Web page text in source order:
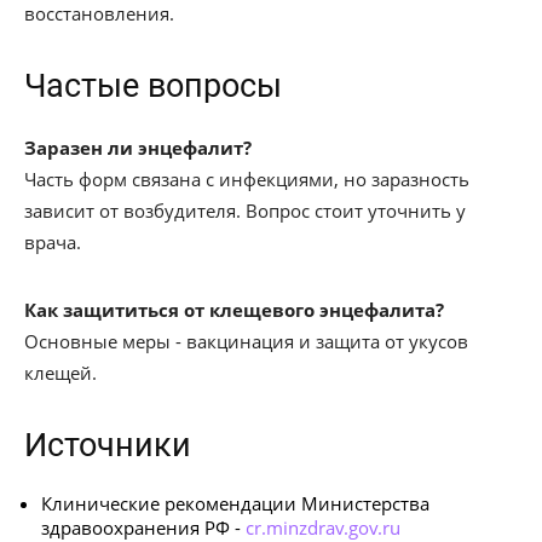
восстановления.
Частые вопросы
Заразен ли энцефалит?
Часть форм связана с инфекциями, но заразность
зависит от возбудителя. Вопрос стоит уточнить у
врача.
Как защититься от клещевого энцефалита?
Основные меры - вакцинация и защита от укусов
клещей.
Источники
Клинические рекомендации Министерства
здравоохранения РФ - cr.minzdrav.gov.ru